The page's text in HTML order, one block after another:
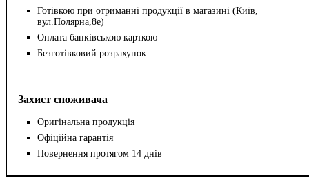
Готівкою при отриманні продукції в магазині (Київ,
вул.Полярна,8е)
Оплата банківською карткою
Безготівковий розрахунок
Захист споживача
Оригінальна продукція
Офіційна гарантія
Повернення протягом 14 днів